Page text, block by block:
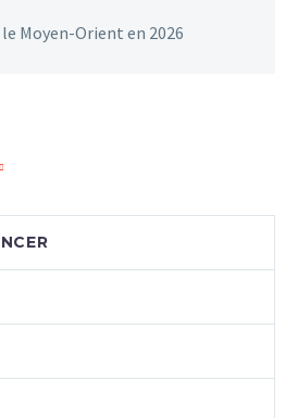
Moyen-Orient en 2026